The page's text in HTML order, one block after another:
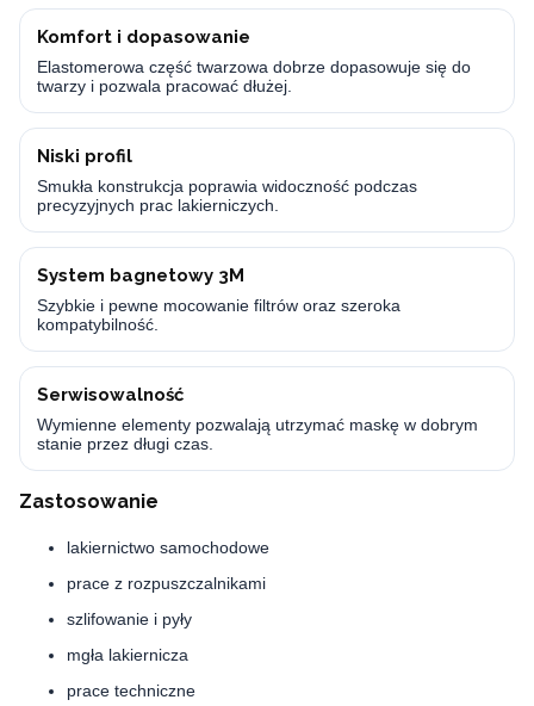
Komfort i dopasowanie
Elastomerowa część twarzowa dobrze dopasowuje się do
twarzy i pozwala pracować dłużej.
Niski profil
Smukła konstrukcja poprawia widoczność podczas
precyzyjnych prac lakierniczych.
System bagnetowy 3M
Szybkie i pewne mocowanie filtrów oraz szeroka
kompatybilność.
Serwisowalność
Wymienne elementy pozwalają utrzymać maskę w dobrym
stanie przez długi czas.
Zastosowanie
lakiernictwo samochodowe
prace z rozpuszczalnikami
szlifowanie i pyły
mgła lakiernicza
prace techniczne